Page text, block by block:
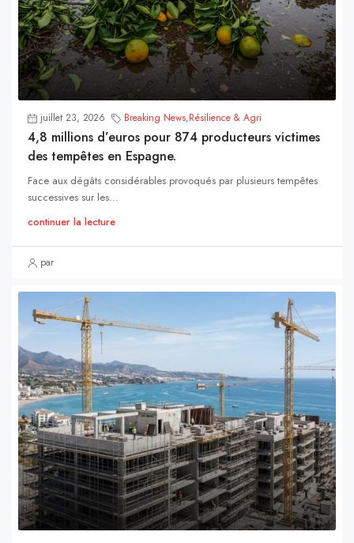
juillet 23, 2026 Breaking News,Résilience & Agri
4,8 millions d’euros pour 874 producteurs victimes
des tempêtes en Espagne.
Face aux dégâts considérables provoqués par plusieurs tempêtes
successives sur les...
continuer la lecture
par